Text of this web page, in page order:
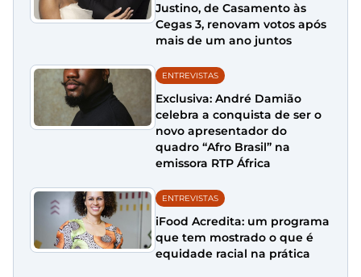
Justino, de Casamento às
Cegas 3, renovam votos após
mais de um ano juntos
ENTREVISTAS
Exclusiva: André Damião
celebra a conquista de ser o
novo apresentador do
quadro “Afro Brasil” na
emissora RTP África
ENTREVISTAS
iFood Acredita: um programa
que tem mostrado o que é
equidade racial na prática